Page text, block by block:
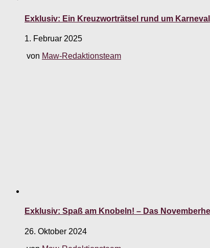
Exklusiv: Ein Kreuzworträtsel rund um Karneval
1. Februar 2025
von Maw-Redaktionsteam
Exklusiv: Spaß am Knobeln! – Das
26. Oktober 2024